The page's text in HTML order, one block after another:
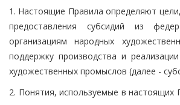
1. Настоящие Правила определяют
предоставления субсидий из
организациям народных
поддержку производства и
художественных промыслов (далее -
2. Понятия, используемые в настоящих